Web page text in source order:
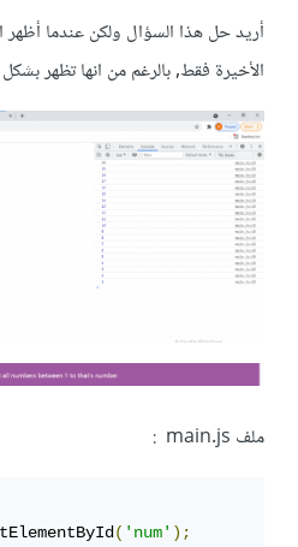
أريد حل هذا السؤال ولكن عندما أظهر
الأخيرة فقط, بالرغم من انها تظهر
ملف main.js :
('num');